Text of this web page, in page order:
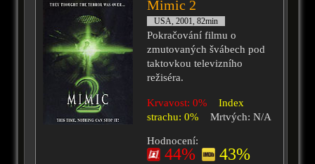
Mimic 2
USA, 2001, 82min
Pokračování filmu o
zmutovaných švábech pod
taktovkou televizního
režiséra.
Krvavost: 0%
Index
strachu: 0%
Mrtvých: N/A
Hodnocení:
44% 43%